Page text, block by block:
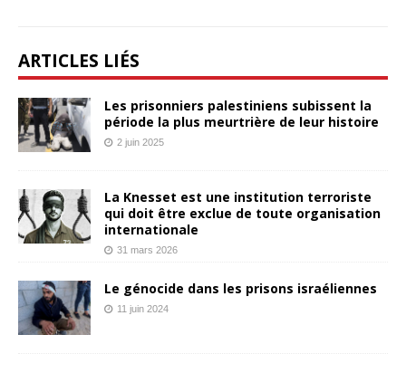
ARTICLES LIÉS
Les prisonniers palestiniens subissent la
période la plus meurtrière de leur histoire
2 juin 2025
La Knesset est une institution terroriste
qui doit être exclue de toute organisation
internationale
31 mars 2026
Le génocide dans les prisons israéliennes
11 juin 2024